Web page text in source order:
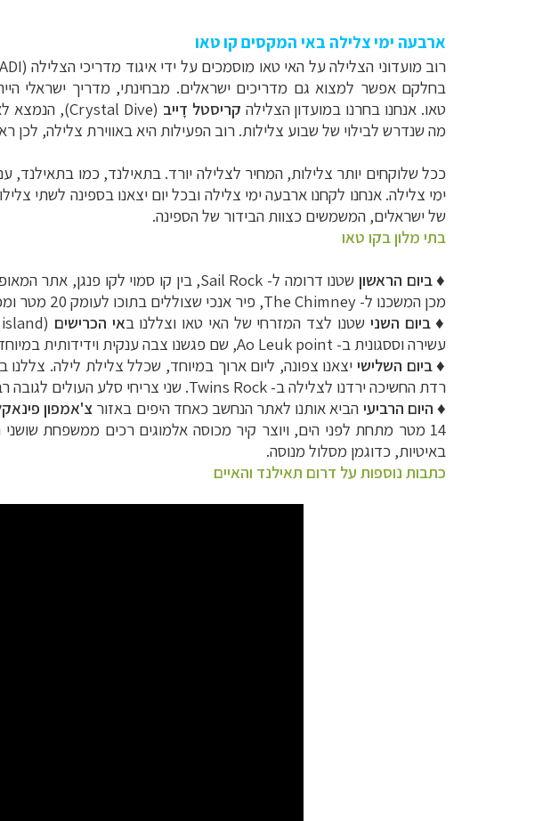
ארבעה ימי צלילה באי המקסים קו טאו
רוב מועדוני הצלילה על האי טאו מוסמכים על ידי איגוד מדריכי הצלילה (
בחלקם אפשר למצוא גם מדריכים ישראלים. מבחינתי, מדריך ישראלי
טאו. אנחנו בחרנו במועדון הצלילה קריסטל דָייב (
Crystal Dive), הנמצא
מה שנדרש לבילוי של שבוע צלילות. רוב הפעילות היא באווירת צלילה, לכן
ככל שלוקחים יותר צלילות, המחיר לצלילה יורד. בתאילנד, כמו
ימי צלילה. אנחנו לקחנו ארבעה ימי צלילה ובכל יום יצאנו בספינה לשתי
של ישראלים, המשמשים כצוות הבידור של הספינה.
בתי מלון בקו טאו
♦ביום הראשוןשטנו דרומה ל- Sail Rock, בין קו סמוי לקו פנגן, אתר
מכן המשכנו ל- The Chimney, פיר אנכי שצוללים בתוכו לעומק 20 מטר ומכיל דגה עשירה.
♦ביום השני שטנו לצד המזרחי של האי טאו וצללנו באי הכרישים (
עשירה וססגונית ב- Ao Leuk point, שם פגשנו צבה ענקית וידידותית
♦ביום השלישייצאנו צפונה, ליום ארוך במיוחד, שכלל צלילת לילה. צללנו
רדת החשיכה ירדנו לצלילה ב- Twins Rock. שני צריחי סלע העולים
♦ היום הרביעי הביא אותנו לאתר הנחשב כאחד היפים באזור צ'אמפון
14 מטר מתחת לפני הים, ויוצר קיר מכוסה אלמוגים רכים ממשפחת
באיטיות, כדוגמן מסלול מנוסה.
כתבות נוספות על דרום תאילנד והאיים